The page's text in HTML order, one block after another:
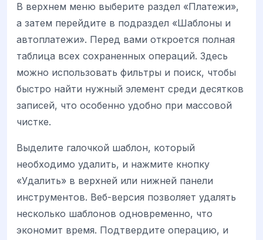
В верхнем меню выберите раздел «Платежи»,
а затем перейдите в подраздел «Шаблоны и
автоплатежи». Перед вами откроется полная
таблица всех сохраненных операций. Здесь
можно использовать фильтры и поиск, чтобы
быстро найти нужный элемент среди десятков
записей, что особенно удобно при массовой
чистке.
Выделите галочкой шаблон, который
необходимо удалить, и нажмите кнопку
«Удалить» в верхней или нижней панели
инструментов. Веб-версия позволяет удалять
несколько шаблонов одновременно, что
экономит время. Подтвердите операцию, и